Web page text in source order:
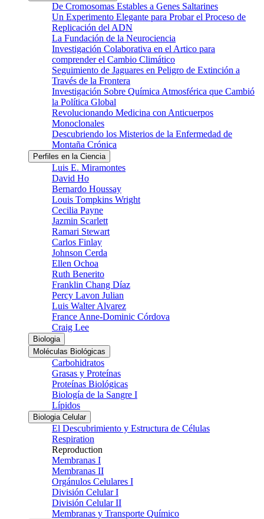
De Cromosomas Estables a Genes Saltarines
Un Experimento Elegante para Probar el Proceso de
Replicación del ADN
La Fundación de la Neurociencia
Investigación Colaborativa en el Artico para
comprender el Cambio Climático
Seguimiento de Jaguares en Peligro de Extinción a
Través de la Frontera
Investigación Sobre Química Atmosférica que Cambió
la Política Global
Revolucionando Medicina con Anticuerpos
Monoclonales
Descubriendo los Misterios de la Enfermedad de
Montaña Crónica
Perfiles en la Ciencia
Luis E. Miramontes
David Ho
Bernardo Houssay
Louis Tompkins Wright
Cecilia Payne
Jazmin Scarlett
Ramari Stewart
Carlos Finlay
Johnson Cerda
Ellen Ochoa
Ruth Benerito
Franklin Chang Díaz
Percy Lavon Julian
Luis Walter Alvarez
France Anne-Dominic Córdova
Craig Lee
Biologia
Moléculas Biológicas
Carbohidratos
Grasas y Proteínas
Proteínas Biológicas
Biología de la Sangre I
Lípidos
Biologia Celular
El Descubrimiento y Estructura de Células
Respiration
Reproduction
Membranas I
Membranas II
Orgánulos Celulares I
División Celular I
División Celular II
Membranas y Transporte Químico